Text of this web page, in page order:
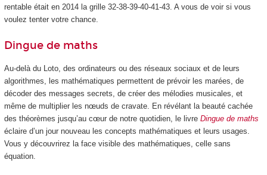
rentable était en 2014 la grille 32-38-39-40-41-43. A vous de voir si vous
voulez tenter votre chance.
Dingue de maths
Au-delà du Loto, des ordinateurs ou des réseaux sociaux et de leurs
algorithmes, les mathématiques permettent de prévoir les marées, de
décoder des messages secrets, de créer des mélodies musicales, et
même de multiplier les nœuds de cravate. En révélant la beauté cachée
des théorèmes jusqu’au cœur de notre quotidien, le livre Dingue de maths
éclaire d’un jour nouveau les concepts mathématiques et leurs usages.
Vous y découvrirez la face visible des mathématiques, celle sans
équation.